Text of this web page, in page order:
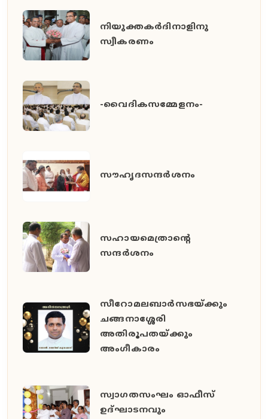
നിയുക്തകർദിനാളിനു
സ്വീകരണം
-വൈദികസമ്മേളനം-
സൗഹൃദസന്ദർശനം
സഹായമെത്രാന്റെ
സന്ദർശനം
സീറോമലബാർസഭയ്ക്കും
ചങ്ങനാശ്ശേരി
അതിരൂപതയ്ക്കും
അംഗീകാരം
സ്വാഗതസംഘം ഓഫീസ്
ഉദ്ഘാടനവും